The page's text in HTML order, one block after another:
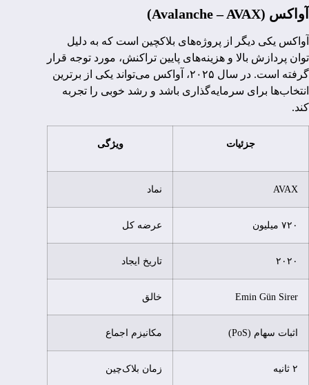
آواکس (Avalanche – AVAX)
آواکس یکی دیگر از پروژه‌های بلاکچین است که به دلیل
توان پردازش بالا و هزینه‌های پایین تراکنش، مورد توجه قرار
گرفته است. در سال ۲۰۲۵، آواکس می‌تواند یکی از برترین
انتخاب‌ها برای سرمایه‌گذاری باشد و رشد خوبی را تجربه
کند.
جزئیات ویژگی
AVAX نماد
۷۲۰ میلیون عرضه کل
۲۰۲۰ تاریخ ایجاد
Emin Gün Sirer خالق
اثبات سهام (PoS) مکانیزم اجماع
۲ ثانیه زمان بلاک‌چین